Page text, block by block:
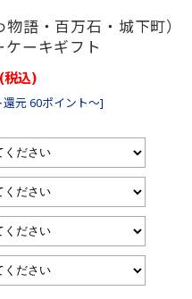
語・百万石・城下町）
ーキギフト
(税込)
元 60ポイント～]